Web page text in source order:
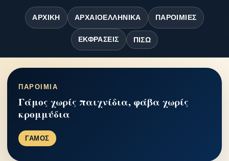
ΑΡΧΙΚΉ ΑΡΧΑΙΟΕΛΛΗΝΙΚΆ ΠΑΡΟΙΜΊΕΣ
ΕΚΦΡΆΣΕΙΣ ΠΊΣΩ
ΠΑΡΟΙΜΙΑ
Γάμος χωρίς παιχνίδια, φάβα χωρίς
κρομμύδια
ΓΑΜΟΣ